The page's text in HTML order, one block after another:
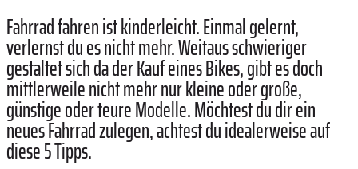
Fahrrad fahren ist kinderleicht. Einmal gelernt,
verlernst du es nicht mehr. Weitaus schwieriger
gestaltet sich da der Kauf eines Bikes, gibt es doch
mittlerweile nicht mehr nur kleine oder große,
günstige oder teure Modelle. Möchtest du dir ein
neues Fahrrad zulegen, achtest du idealerweise auf
diese 5 Tipps.